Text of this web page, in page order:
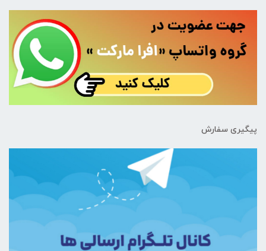
پیگیری سفارش